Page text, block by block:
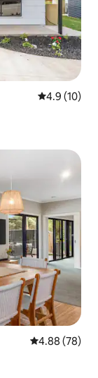
Calificación
4.9 (10)
Calificación
4.88 (78)